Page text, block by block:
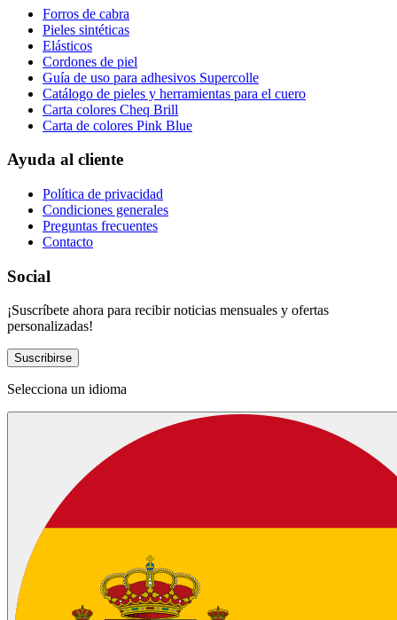
Forros de cabra
Pieles sintéticas
Elásticos
Cordones de piel
Guía de uso para adhesivos Supercolle
Catálogo de pieles y herramientas para el cuero
Carta colores Cheq Brill
Carta de colores Pink Blue
Ayuda al cliente
Política de privacidad
Condiciones generales
Preguntas frecuentes
Contacto
Social
¡Suscríbete ahora para recibir noticias mensuales y ofertas
personalizadas!
Suscribirse
Selecciona un idioma